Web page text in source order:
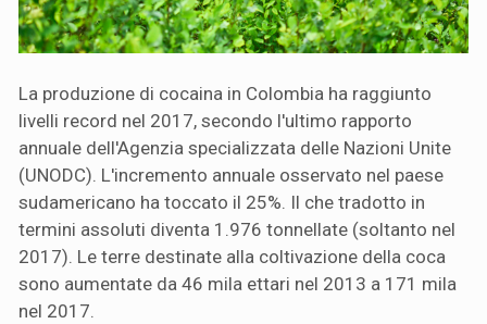
La produzione di cocaina in Colombia ha raggiunto
livelli record nel 2017, secondo l'ultimo rapporto
annuale dell'Agenzia specializzata delle Nazioni Unite
(UNODC). L'incremento annuale osservato nel paese
sudamericano ha toccato il 25%. Il che tradotto in
termini assoluti diventa 1.976 tonnellate (soltanto nel
2017). Le terre destinate alla coltivazione della coca
sono aumentate da 46 mila ettari nel 2013 a 171 mila
nel 2017.